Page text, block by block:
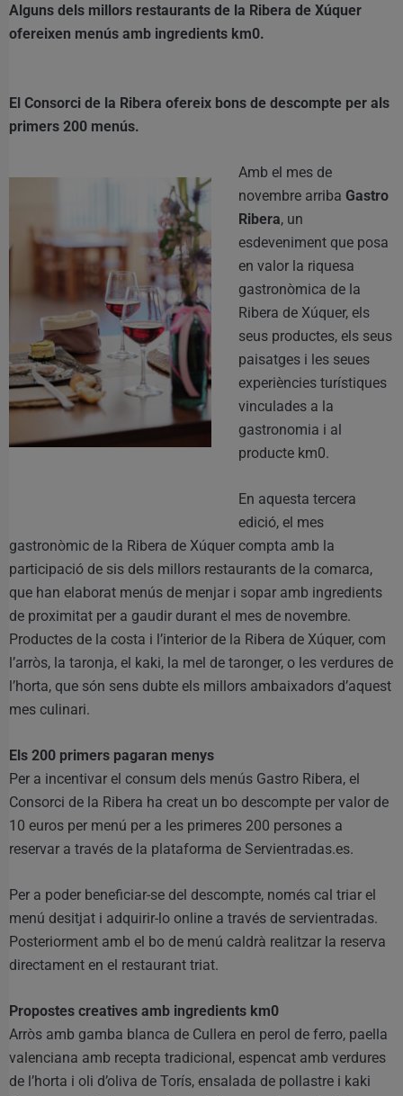
Alguns dels millors restaurants de la Ribera de Xúquer
ofereixen menús amb ingredients km0.
El Consorci de la Ribera ofereix bons de descompte per als
primers 200 menús.
Amb el mes de
novembre arriba Gastro
Ribera, un
esdeveniment que posa
en valor la riquesa
gastronòmica de la
Ribera de Xúquer, els
seus productes, els seus
paisatges i les seues
experiències turístiques
vinculades a la
gastronomia i al
producte km0.
En aquesta tercera
edició, el mes
gastronòmic de la Ribera de Xúquer compta amb la
participació de sis dels millors restaurants de la comarca,
que han elaborat menús de menjar i sopar amb ingredients
de proximitat per a gaudir durant el mes de novembre.
Productes de la costa i l’interior de la Ribera de Xúquer, com
l’arròs, la taronja, el kaki, la mel de taronger, o les verdures de
l’horta, que són sens dubte els millors ambaixadors d’aquest
mes culinari.
Els 200 primers pagaran menys
Per a incentivar el consum dels menús Gastro Ribera, el
Consorci de la Ribera ha creat un bo descompte per valor de
10 euros per menú per a les primeres 200 persones a
reservar a través de la plataforma de Servientradas.es.
Per a poder beneficiar-se del descompte, només cal triar el
menú desitjat i adquirir-lo online a través de servientradas.
Posteriorment amb el bo de menú caldrà realitzar la reserva
directament en el restaurant triat.
Propostes creatives amb ingredients km0
Arròs amb gamba blanca de Cullera en perol de ferro, paella
valenciana amb recepta tradicional, espencat amb verdures
de l’horta i oli d’oliva de Torís, ensalada de pollastre i kaki